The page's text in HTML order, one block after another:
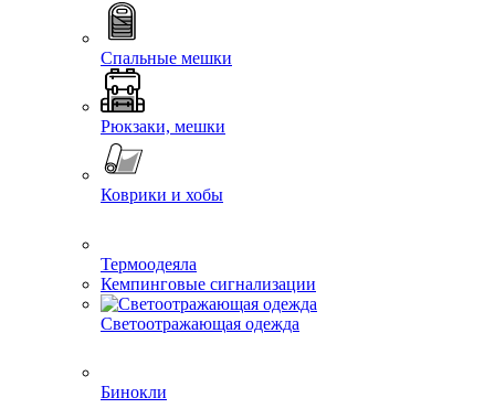
Спальные мешки
Рюкзаки, мешки
Коврики и хобы
Термоодеяла
Кемпинговые сигнализации
Светоотражающая одежда
Бинокли